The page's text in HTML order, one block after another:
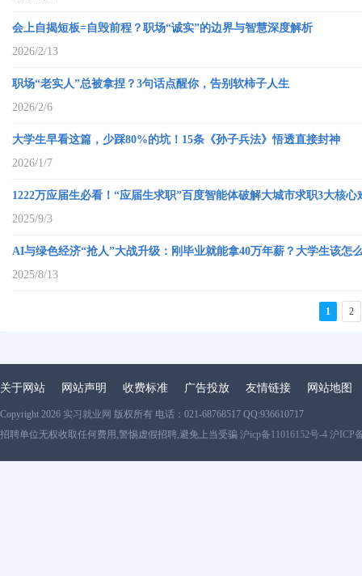
会上自揭短板=自毁前程？职场“诚实”的边界与智慧深度解析
2026/2/13
职场“老实人”总被拿捏？3句话点醒你，告别软柿子人生
2026/2/6
大学生早看这篇，少踩80%的坑！15条《孙子兵法》悟透直接封神
2026/1/7
1222万应届生必看！“应届生求职”百度智能体破解大城市求职3大核心
2025/9/3
AI与绿色经济“抢人”大战升级：刚毕业就能拿40万年薪？大学生该怎
2025/8/13
1 2
关于网站 网站声明 收费标准 广告投放 友情链接 网站地图
Copyright 2026 实习就业网 版权所有 电话：021-68768517 QQ:936610717
招聘单位无权收取任何费用,警惕虚假招聘,避免上当受骗 沪icp备11016152号-4 沪ICP